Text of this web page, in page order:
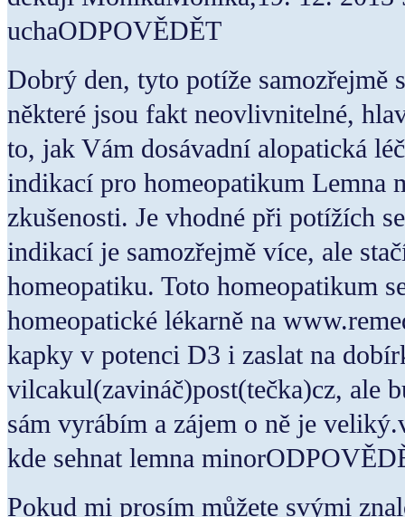
uchaODPOVĚDĚT
Dobrý den, tyto potíže samozřejmě
některé jsou fakt neovlivnitelné,
to, jak Vám dosávadní alopatická
indikací pro homeopatikum Lemna
zkušenosti. Je vhodné při potížích
indikací je samozřejmě více, ale
homeopatiku. Toto homeopatikum
homeopatické lékarně na
kapky v potenci D3 i zaslat na
vilcakul(zavináč)post(tečka)cz, ale
sám vyrábím a zájem o ně je
kde sehnat lemna
Pokud mi prosím můžete svými